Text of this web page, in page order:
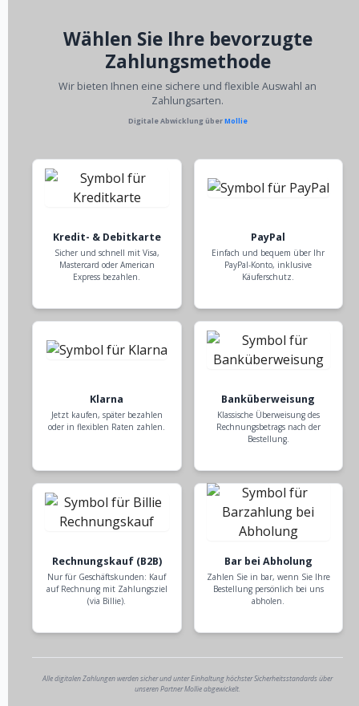
Wählen Sie Ihre bevorzugte
Zahlungsmethode
Wir bieten Ihnen eine sichere und flexible Auswahl an
Zahlungsarten.
Digitale Abwicklung überMollie
Kredit- & Debitkarte
Sicher und schnell mit Visa,
Mastercard oder American
Express bezahlen.
PayPal
Einfach und bequem über Ihr
PayPal-Konto, inklusive
Käuferschutz.
Klarna
Jetzt kaufen, später bezahlen
oder in flexiblen Raten zahlen.
Banküberweisung
Klassische Überweisung des
Rechnungsbetrags nach der
Bestellung.
Rechnungskauf (B2B)
Nur für Geschäftskunden: Kauf
auf Rechnung mit Zahlungsziel
(via Billie).
Bar bei Abholung
Zahlen Sie in bar, wenn Sie Ihre
Bestellung persönlich bei uns
abholen.
Alle digitalen Zahlungen werden sicher und unter Einhaltung höchster Sicherheitsstandards über
unseren Partner Mollie abgewickelt.